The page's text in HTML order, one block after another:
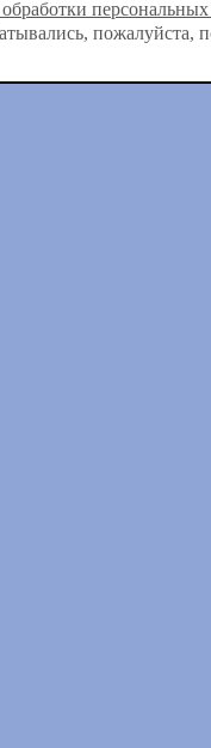
пожалуйста,